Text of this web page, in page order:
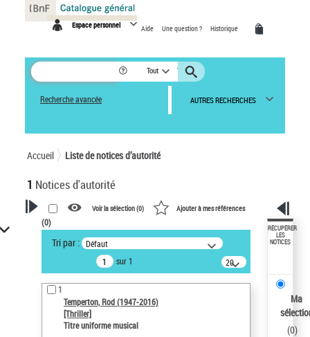
Espace personnel Aide Une question ? Historique
Tout
Recherche avancée AUTRES RECHERCHES
Accueil Liste de notices d’autorité
1 Notices d'autorité
VOTRE RECHERCHE
Recherche avancée dans les
notices d’autorité
Œuvres liées à l'auteur :
Temperton, Rod (1947-2016)
Auteur d’œuvre
Voir la sélection (0) Ajouter à mes références
(0)
Tri par : Défaut
sur 1
20
résultats/page
1
Temperton, Rod (1947-2016)
[Thriller]
Titre uniforme musical
RÉCUPÉRER
LES
NOTICES
Ma
(0)
Panneau de gestion des cookies